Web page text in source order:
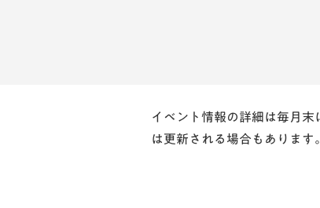
イベント情報の詳細は毎月
は更新される場合もあります。